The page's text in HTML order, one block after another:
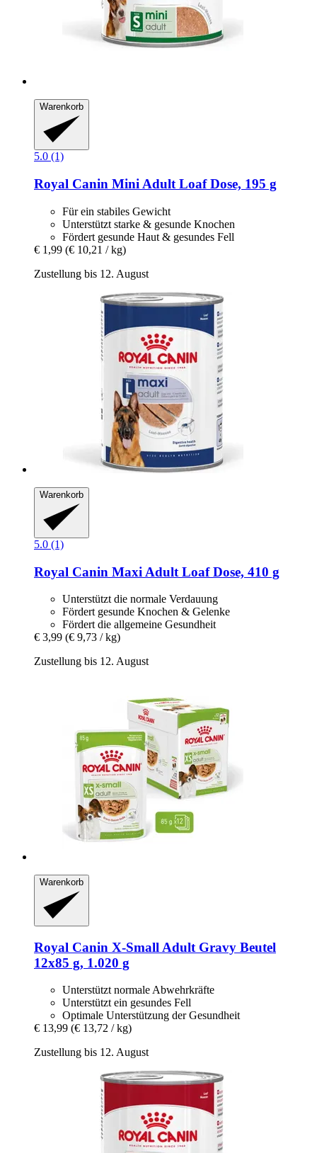
Warenkorb
5.0 (1)
Royal Canin Mini Adult Loaf Dose, 195 g
Für ein stabiles Gewicht
Unterstützt starke & gesunde Knochen
Fördert gesunde Haut & gesundes Fell
€ 1,99 (€ 10,21 / kg)
Zustellung bis 12. August
Warenkorb
5.0 (1)
Royal Canin Maxi Adult Loaf Dose, 410 g
Unterstützt die normale Verdauung
Fördert gesunde Knochen & Gelenke
Fördert die allgemeine Gesundheit
€ 3,99 (€ 9,73 / kg)
Zustellung bis 12. August
Warenkorb
Royal Canin X-​Small Adult Gravy Beutel
12x85 g, 1.020 g
Unterstützt normale Abwehrkräfte
Unterstützt ein gesundes Fell
Optimale Unterstützung der Gesundheit
€ 13,99 (€ 13,72 / kg)
Zustellung bis 12. August